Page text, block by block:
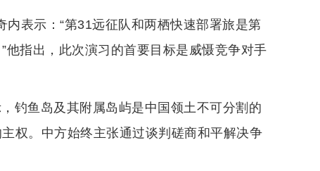
表示：“第31远征队和两栖快速部署旅是第
指出，此次演习的首要目标是威慑竞争对手
钓鱼岛及其附属岛屿是中国领土不可分割的
权。中方始终主张通过谈判磋商和平解决争